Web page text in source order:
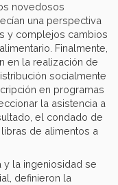
novedosos
una perspectiva
y complejos cambios
Finalmente,
en la realización de
socialmente
en programas
la asistencia a
el condado de
de alimentos a
y la ingeniosidad se
definieron la